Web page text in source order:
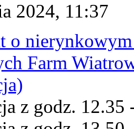
2024, 11:37
o
Farm
z godz. 12.35